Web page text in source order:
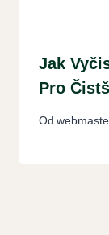
Jak
Pro
Od